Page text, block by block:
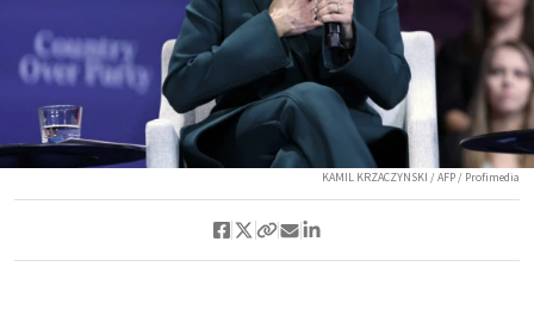
KAMIL KRZACZYNSKI / AFP / Profimedia